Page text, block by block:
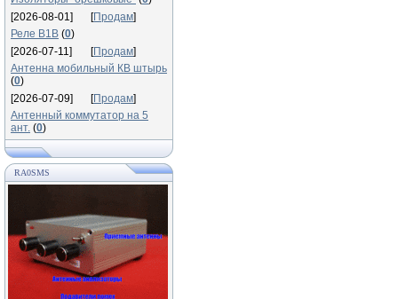
[2026-08-01]
[Продам]
Реле В1В (0)
[2026-07-11]
[Продам]
Антенна мобильный КВ штырь
(0)
[2026-07-09]
[Продам]
Антенный коммутатор на 5
ант. (0)
RA0SMS